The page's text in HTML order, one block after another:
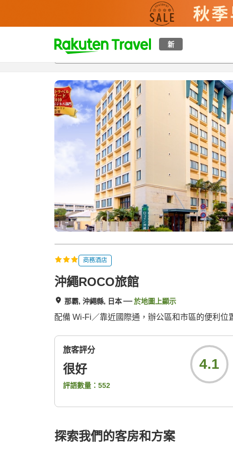
新
t
p
a
g
e
_
概覽房間及住宿方案 評價特色設施
商務酒店
沖繩ROCO旅館
那霸, 沖繩縣, 日本 於地圖上顯示
配備 Wi-Fi／靠近國際通，辦公區和市區的便利位
旅客評分
很好
評語數量： 552
4.1
探索我們的客房和方案